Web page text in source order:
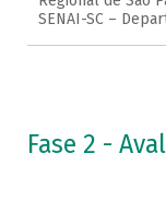
SENAI-SC –
Fase 2 -